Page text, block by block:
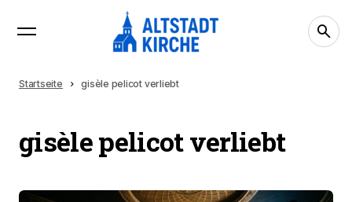
Startseite gisèle pelicot verliebt
gisèle pelicot verliebt